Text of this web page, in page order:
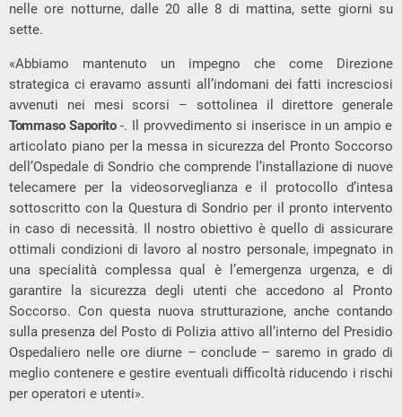
nelle ore notturne, dalle 20 alle 8 di mattina, sette giorni su
sette.
«Abbiamo mantenuto un impegno che come Direzione
strategica ci eravamo assunti all’indomani dei fatti incresciosi
avvenuti nei mesi scorsi – sottolinea il direttore generale
Tommaso Saporito-. Il provvedimento si inserisce in un ampio e
articolato piano per la messa in sicurezza del Pronto Soccorso
dell’Ospedale di Sondrio che comprende l’installazione di nuove
telecamere per la videosorveglianza e il protocollo d’intesa
sottoscritto con la Questura di Sondrio per il pronto intervento
in caso di necessità. Il nostro obiettivo è quello di assicurare
ottimali condizioni di lavoro al nostro personale, impegnato in
una specialità complessa qual è l’emergenza urgenza, e di
garantire la sicurezza degli utenti che accedono al Pronto
Soccorso. Con questa nuova strutturazione, anche contando
sulla presenza del Posto di Polizia attivo all’interno del Presidio
Ospedaliero nelle ore diurne – conclude – saremo in grado di
meglio contenere e gestire eventuali difficoltà riducendo i rischi
per operatori e utenti».